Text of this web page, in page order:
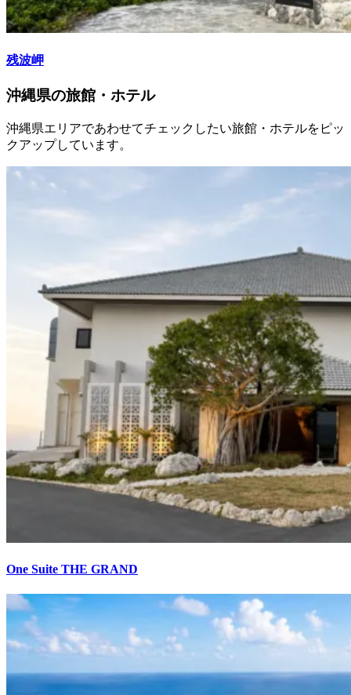
残波岬
沖縄県の旅館・ホテル
沖縄県エリアであわせてチェックしたい旅館・ホテルをピッ
クアップしています。
One Suite THE GRAND